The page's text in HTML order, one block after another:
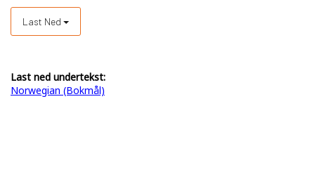
Last Ned
Last ned undertekst:
Norwegian (Bokmål)